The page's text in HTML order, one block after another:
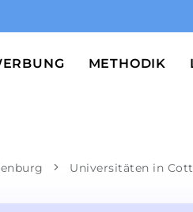
METHODIK
Universitäten in